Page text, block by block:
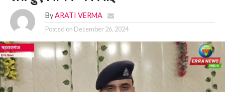
By ARATI VERMA
Posted on December 26, 2024